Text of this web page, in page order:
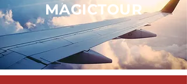
MAGICTOUR